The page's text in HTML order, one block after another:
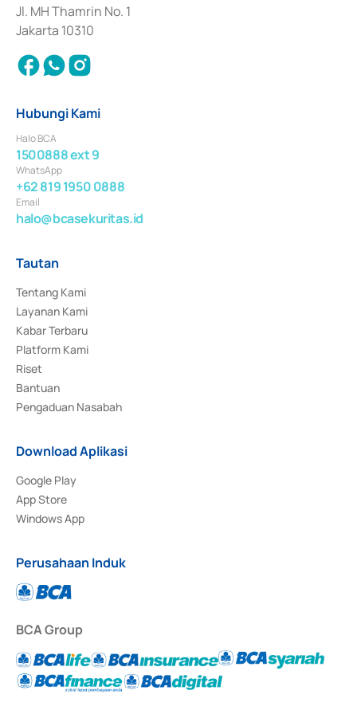
Jl. MH Thamrin No. 1
Jakarta 10310
Hubungi Kami
Halo BCA
1500888 ext 9
WhatsApp
+62 819 1950 0888
Email
halo@bcasekuritas.id
Tautan
Tentang Kami
Layanan Kami
Kabar Terbaru
Platform Kami
Riset
Bantuan
Pengaduan Nasabah
Download Aplikasi
Google Play
App Store
Windows App
Perusahaan Induk
BCA Group